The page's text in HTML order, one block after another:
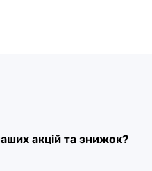
акцій та знижок?